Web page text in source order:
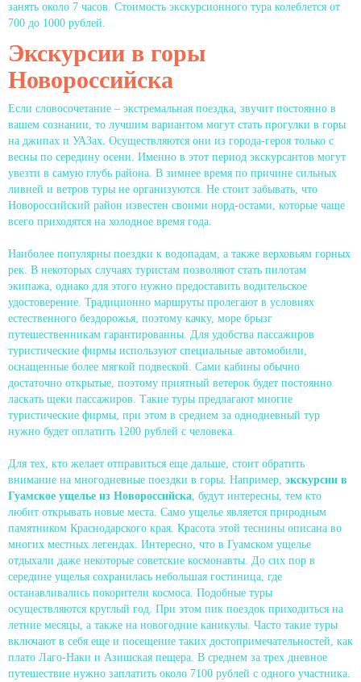
занять около 7 часов. Стоимость экскурсионного тура колеблется от
700 до 1000 рублей.
Экскурсии в горы
Новороссийска
Если словосочетание – экстремальная поездка, звучит постоянно в
вашем сознании, то лучшим вариантом могут стать прогулки в горы
на джипах и УАЗах. Осуществляются они из города-героя только с
весны по середину осени. Именно в этот период экскурсантов могут
увезти в самую глубь района. В зимнее время по причине сильных
ливней и ветров туры не организуются. Не стоит забывать, что
Новороссийский район известен своими норд-остами, которые чаще
всего приходятся на холодное время года.
Наиболее популярны поездки к водопадам, а также верховьям горных
рек. В некоторых случаях туристам позволяют стать пилотам
экипажа, однако для этого нужно предоставить водительское
удостоверение. Традиционно маршруты пролегают в условиях
естественного бездорожья, поэтому качку, море брызг
путешественникам гарантированны. Для удобства пассажиров
туристические фирмы используют специальные автомобили,
оснащенные более мягкой подвеской. Сами кабины обычно
достаточно открытые, поэтому приятный ветерок будет постоянно
ласкать щеки пассажиров. Такие туры предлагают многие
туристические фирмы, при этом в среднем за однодневный тур
нужно будет оплатить 1200 рублей с человека.
Для тех, кто желает отправиться еще дальше, стоит обратить
внимание на многодневные поездки в горы. Например, экскурсии в
Гуамское ущелье из Новороссийска, будут интересны, тем кто
любит открывать новые места. Само ущелье является природным
памятником Краснодарского края. Красота этой теснины описана во
многих местных легендах. Интересно, что в Гуамском ущелье
отдыхали даже некоторые советские космонавты. До сих пор в
середине ущелья сохранилась небольшая гостиница, где
останавливались покорители космоса. Подобные туры
осуществляются круглый год. При этом пик поездок приходиться на
летние месяцы, а также на новогодние каникулы. Часто такие туры
включают в себя еще и посещение таких достопримечательностей, как
плато Лаго-Наки и Азишская пещера. В среднем за трех дневное
путешествие нужно заплатить около 7100 рублей с одного участника.